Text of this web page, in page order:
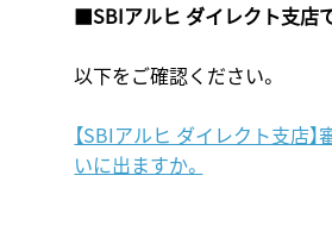
■SBIアルヒ ダイレクト支店
以下をご確認ください。
【SBIアルヒ ダイレクト支店
いに出ますか。